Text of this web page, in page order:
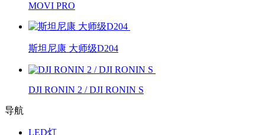
MOVI PRO
斯坦尼康 大师级D204
DJI RONIN 2 / DJI RONIN S
导航
LED灯